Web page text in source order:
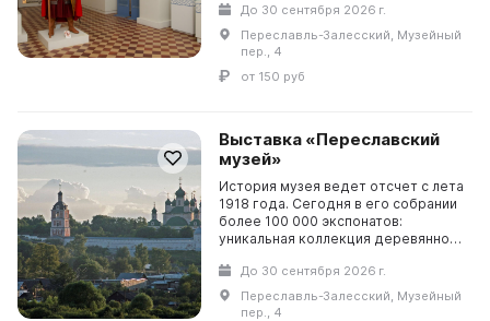
сможете увидеть скульптурные
портреты жителей го...
До 30 сентября 2026 г.
Переславль-Залесский, Музейный
пер., 4
от 150 руб
Выставка «Переславский
музей»
История музея ведет отсчет с лета
1918 года. Сегодня в его собрании
более 100 000 экспонатов:
уникальная коллекция деревянной
монастырских ризниц, предметы
дворянского быта.«Пере...
До 30 сентября 2026 г.
Переславль-Залесский, Музейный
пер., 4